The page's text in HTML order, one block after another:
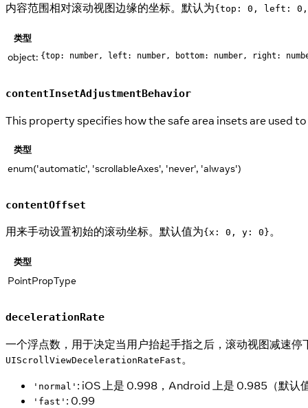
内容范围相对滚动视图边缘的坐标。默认为{top: 0, left: 0,
类型
object: {top: number, left: number, bottom: number, right:
contentInsetAdjustmentBehavior
This property specifies how the safe area insets are used
类型
enum('automatic', 'scrollableAxes', 'never', 'always')
contentOffset
用来手动设置初始的滚动坐标。默认值为{x: 0, y: 0}。
类型
PointPropType
decelerationRate
一个浮点数，用于决定当用户抬起手指之后，滚动视图减速停
UIScrollViewDecelerationRateFast 。
'normal' : iOS 上是 0.998，Android 上是 0.985（默认
'fast' : 0.99